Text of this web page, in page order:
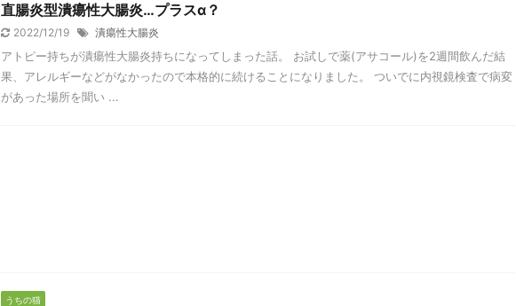
直腸炎型潰瘍性大腸炎…プラスα？
2022/12/19 潰瘍性大腸炎
アトピー持ちが潰瘍性大腸炎持ちになってしまった話。 お試しで薬(アサコール)を2週間飲んだ結
果、アレルギーなどがなかったので本格的に続けることになりました。 ついでに内視鏡検査で病変
があった場所を聞い ...
うちの猫